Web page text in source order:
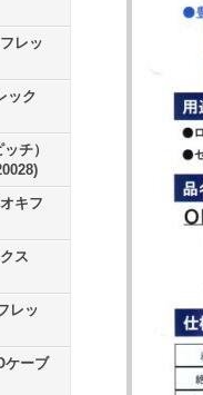
レッ
ック
チ）
キフ
ス
レッ
ケーブ